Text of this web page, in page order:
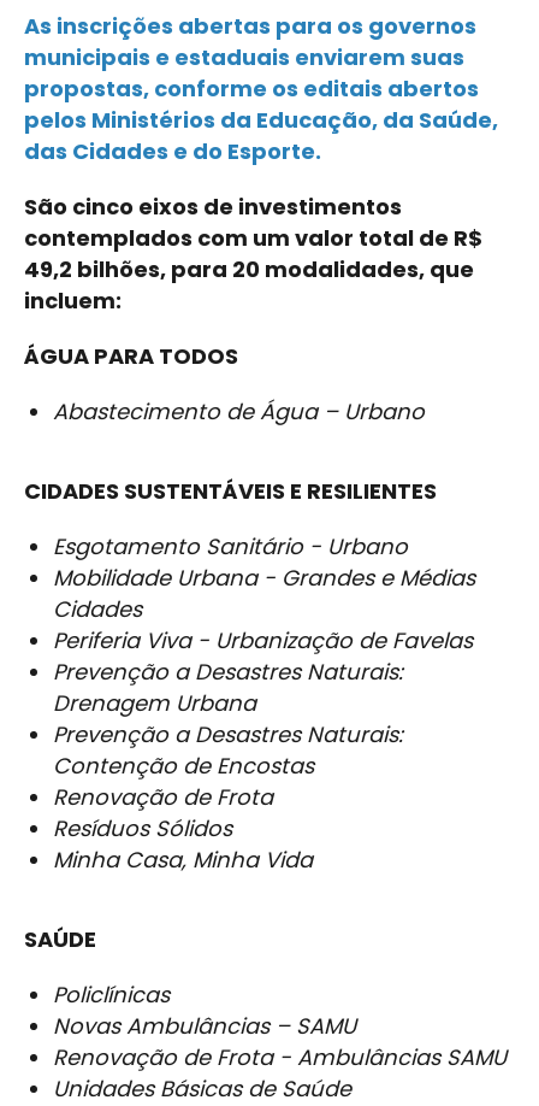
As inscrições abertas para os governos
municipais e estaduais enviarem suas
propostas, conforme os editais abertos
pelos Ministérios da Educação, da Saúde,
das Cidades e do Esporte.
São cinco eixos de investimentos
contemplados com um valor total de R$
49,2 bilhões, para 20 modalidades, que
incluem:
ÁGUA PARA TODOS
Abastecimento de Água – Urbano
CIDADES SUSTENTÁVEIS E RESILIENTES
Esgotamento Sanitário - Urbano
Mobilidade Urbana - Grandes e Médias
Cidades
Periferia Viva - Urbanização de Favelas
Prevenção a Desastres Naturais:
Drenagem Urbana
Prevenção a Desastres Naturais:
Contenção de Encostas
Renovação de Frota
Resíduos Sólidos
Minha Casa, Minha Vida
SAÚDE
Policlínicas
Novas Ambulâncias – SAMU
Renovação de Frota - Ambulâncias SAMU
Unidades Básicas de Saúde